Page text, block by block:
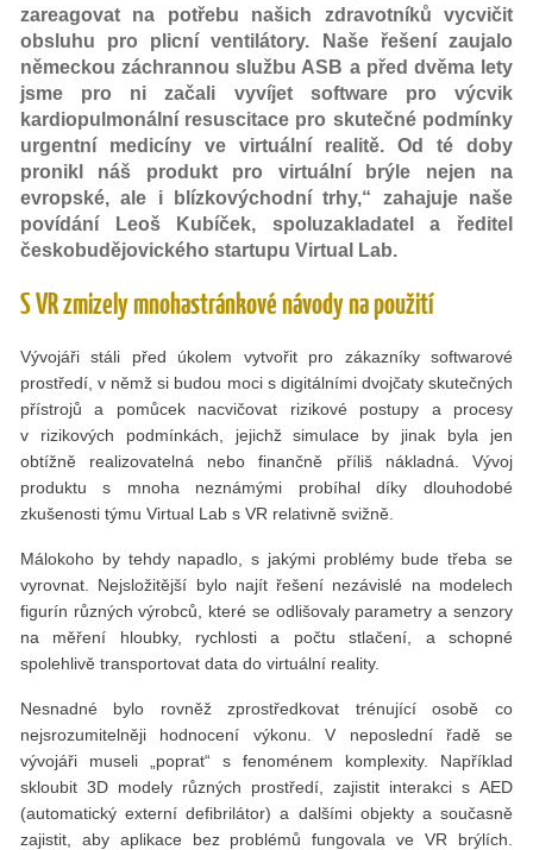
zareagovat na potřebu našich zdravotníků vycvičit
obsluhu pro plicní ventilátory. Naše řešení zaujalo
německou záchrannou službu ASB a před dvěma lety
jsme pro ni začali vyvíjet software pro výcvik
kardiopulmonální resuscitace pro skutečné podmínky
urgentní medicíny ve virtuální realitě. Od té doby
pronikl náš produkt pro virtuální brýle nejen na
evropské, ale i blízkovýchodní trhy,“ zahajuje naše
povídání Leoš Kubíček, spoluzakladatel a ředitel
českobudějovického startupu Virtual Lab.
S VR zmizely mnohastránkové návody na použití
Vývojáři stáli před úkolem vytvořit pro zákazníky softwarové
prostředí, v němž si budou moci s digitálními dvojčaty skutečných
přístrojů a pomůcek nacvičovat rizikové postupy a procesy
v rizikových podmínkách, jejichž simulace by jinak byla jen
obtížně realizovatelná nebo finančně příliš nákladná. Vývoj
produktu s mnoha neznámými probíhal díky dlouhodobé
zkušenosti týmu Virtual Lab s VR relativně svižně.
Málokoho by tehdy napadlo, s jakými problémy bude třeba se
vyrovnat. Nejsložitější bylo najít řešení nezávislé na modelech
figurín různých výrobců, které se odlišovaly parametry a senzory
na měření hloubky, rychlosti a počtu stlačení, a schopné
spolehlivě transportovat data do virtuální reality.
Nesnadné bylo rovněž zprostředkovat trénující osobě co
nejsrozumitelněji hodnocení výkonu. V neposlední řadě se
vývojáři museli „poprat“ s fenoménem komplexity. Například
skloubit 3D modely různých prostředí, zajistit interakci s AED
(automatický externí defibrilátor) a dalšími objekty a současně
zajistit, aby aplikace bez problémů fungovala ve VR brýlích.